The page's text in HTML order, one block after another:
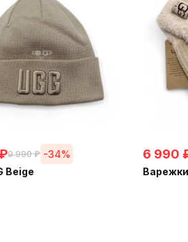
9 990 ₽ -34%
Beige
6 990